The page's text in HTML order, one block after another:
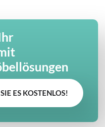
ES KOSTENLOS!